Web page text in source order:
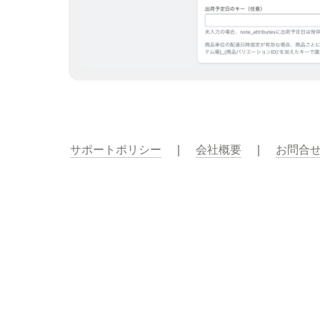
サポートポリシー ｜ 会社概要 ｜ お問合